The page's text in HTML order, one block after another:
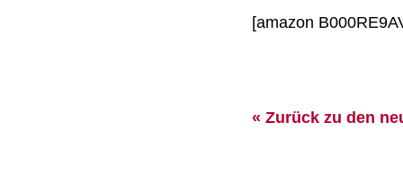
[amazon
« Zurück zu den